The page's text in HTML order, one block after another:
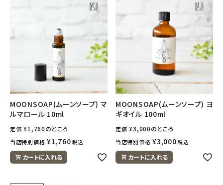
アルモニベルツ
コラム・スタッフのおすすめ
ご利用ガイド等
アカウント情報
ようこそ ゲスト 様
meeting_room ログイン person 会員登録
MOONSOAP(ムーンソープ) マ
ルマロール 10ml
定価 ¥1,760のところ
当店特別価格 ¥1,760 税込
カートに入れる
MOONSOAP(ムーンソープ) ヨ
ギオイル 100ml
定価 ¥3,000のところ
当店特別価格 ¥3,000 税込
カートに入れる